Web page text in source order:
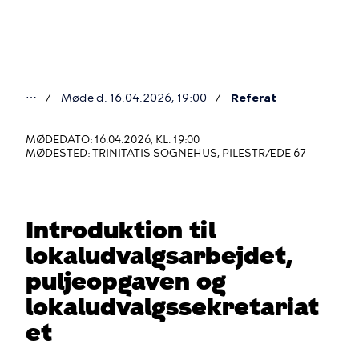
er
her
⋯ Møde d. 16.04.2026, 19:00 Referat
MØDEDATO: 16.04.2026, KL. 19:00
MØDESTED: TRINITATIS SOGNEHUS, PILESTRÆDE 67
Introduktion til
lokaludvalgsarbejdet,
puljeopgaven og
lokaludvalgssekretariat
et